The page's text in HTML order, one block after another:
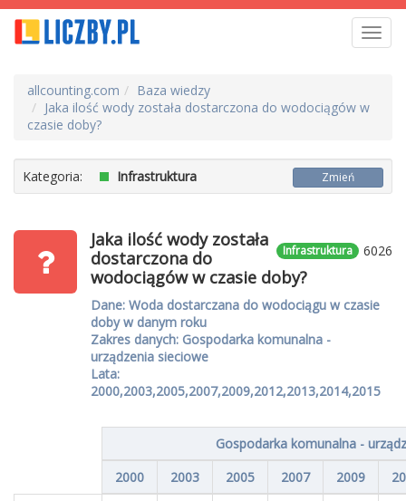
allcounting.com
Baza wiedzy
Jaka ilość wody została dostarczona do wodociągów w
czasie doby?
Kategoria: Infrastruktura Zmień
6026
Infrastruktura
Jaka ilość wody została
dostarczona do
wodociągów w czasie doby?
Dane: Woda dostarczana do wodociągu w czasie
doby w danym roku
Zakres danych: Gospodarka komunalna -
urządzenia sieciowe
Lata:
2000,2003,2005,2007,2009,2012,2013,2014,2015
Gospodarka komunalna -
2000
2003 2005 2007 2009